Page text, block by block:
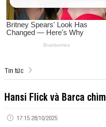
Tin tức
Hansi Flick và Barca
17:15 28/10/2025